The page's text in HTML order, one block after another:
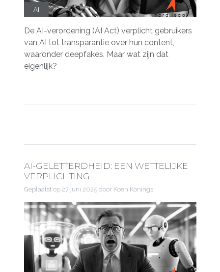
AI
De AI-verordening (AI Act) verplicht gebruikers
van AI tot transparantie over hun content,
waaronder deepfakes. Maar wat zijn dat
eigenlijk?
AI-GELETTERDHEID: EEN WETTELIJKE
VERPLICHTING
Geplaatst op 27 juni 2025door Koen Konings